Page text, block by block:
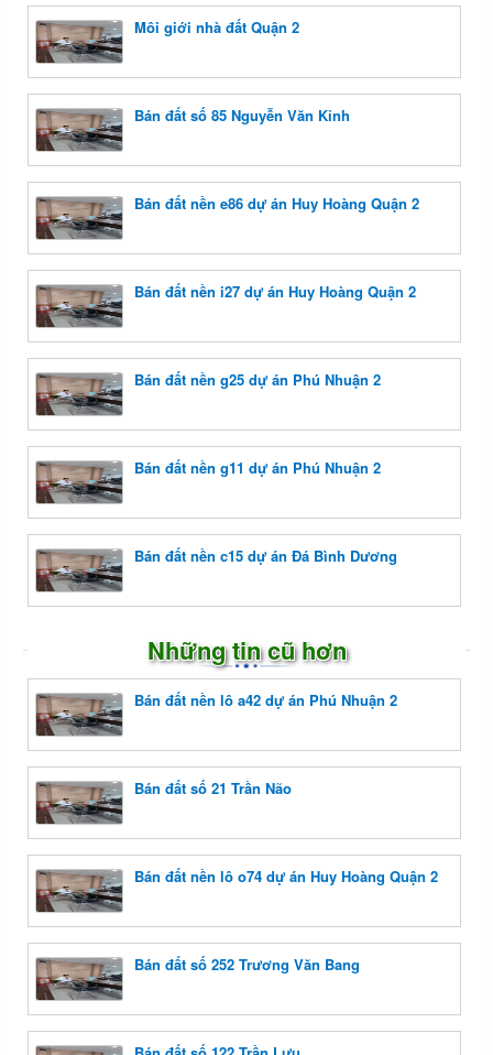
Môi giới nhà đất Quận 2
Bán đất số 85 Nguyễn Văn Kỉnh
Bán đất nền e86 dự án Huy Hoàng Quận 2
Bán đất nền i27 dự án Huy Hoàng Quận 2
Bán đất nền g25 dự án Phú Nhuận 2
Bán đất nền g11 dự án Phú Nhuận 2
Bán đất nền c15 dự án Đá Bình Dương
Những tin cũ hơn
Bán đất nền lô a42 dự án Phú Nhuận 2
Bán đất số 21 Trần Não
Bán đất nền lô o74 dự án Huy Hoàng Quận 2
Bán đất số 252 Trương Văn Bang